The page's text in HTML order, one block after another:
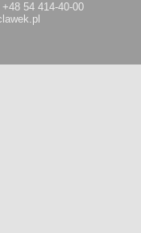
54 414-40-00